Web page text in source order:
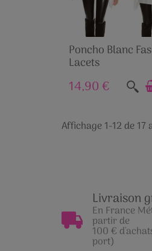
Poncho Blanc
Lacets
14,90 €
Affichage 1-12 de 17
Livraison
En France
partir de
100 €
port)